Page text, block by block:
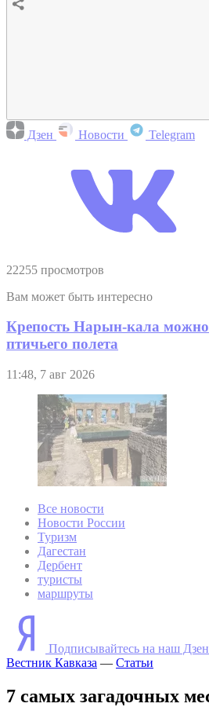
Дзен Новости Telegram
22255 просмотров
Вам может быть интересно
Крепость Нарын-кала
птичьего полета
11:48, 7 авг 2026
Все новости
Новости России
Туризм
Дагестан
Дербент
туристы
маршруты
Подписывайтесь на наш
Вестник Кавказа — Статьи
7 самых загадочных